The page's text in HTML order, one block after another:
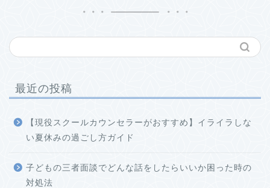
最近の投稿
【現役スクールカウンセラーがおすすめ】イライラしな
い夏休みの過ごし方ガイド
子どもの三者面談でどんな話をしたらいいか困った時の
対処法